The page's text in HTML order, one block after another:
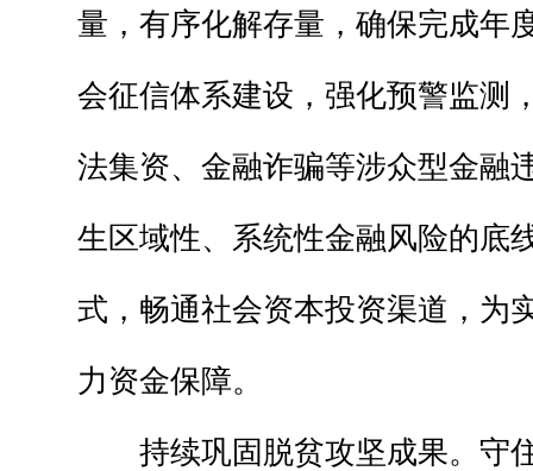
量，有序化解存量，确保完成年
会征信体系建设，强化预警监测
法集资、金融诈骗等涉众型金融
生区域性、系统性金融风险的底
式，畅通社会资本投资渠道，为
力资金保障。
持续巩固脱贫攻坚成果。守住